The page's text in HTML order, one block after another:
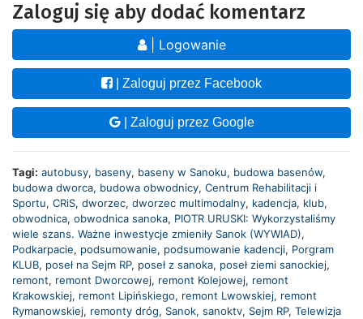
Zaloguj się aby dodać komentarz
| Logowanie
| Zaloguj przez Facebook
| Zaloguj przez Google
Tagi: autobusy, baseny, baseny w Sanoku, budowa basenów,
budowa dworca, budowa obwodnicy, Centrum Rehabilitacji i
Sportu, CRiS, dworzec, dworzec multimodalny, kadencja, klub,
obwodnica, obwodnica sanoka, PIOTR URUSKI: Wykorzystaliśmy
wiele szans. Ważne inwestycje zmieniły Sanok (WYWIAD),
Podkarpacie, podsumowanie, podsumowanie kadencji, Porgram
KLUB, poseł na Sejm RP, poseł z sanoka, poseł ziemi sanockiej,
remont, remont Dworcowej, remont Kolejowej, remont
Krakowskiej, remont Lipińskiego, remont Lwowskiej, remont
Rymanowskiej, remonty dróg, Sanok, sanoktv, Sejm RP, Telewizja